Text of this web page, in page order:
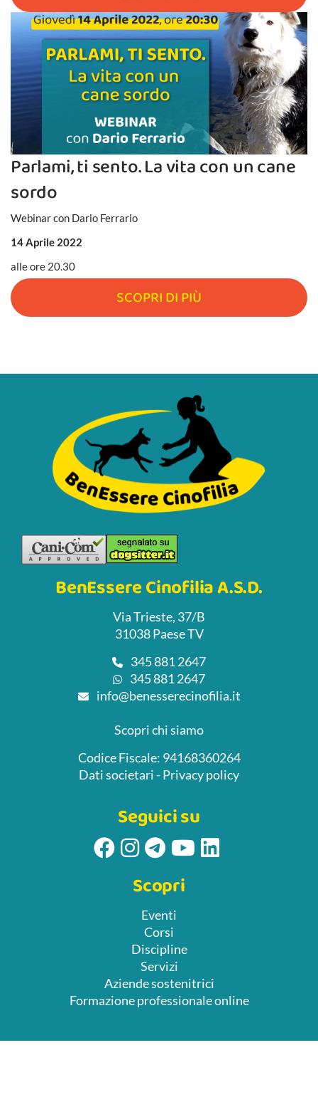
Parlami, ti sento. La vita con un cane
sordo
Webinar con Dario Ferrario
14 Aprile 2022
alle ore 20.30
SCOPRI DI PIÙ
BenEssere Cinofilia A.S.D.
Via Trieste, 37/B
31038 Paese TV
345 881 2647
345 881 2647
info@benesserecinofilia.it
Scopri chi siamo
Codice Fiscale: 94168360264
Dati societari -Privacy policy
Seguici su
Scopri
Eventi
Corsi
Discipline
Servizi
Aziende sostenitrici
Formazione professionale online